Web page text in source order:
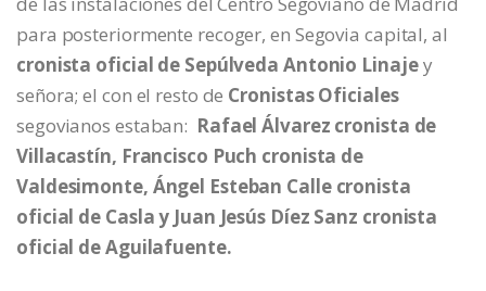
para posteriormente recoger, en Segovia capital, al
cronista oficial de Sepúlveda Antonio Linajey
señora; el con el resto de Cronistas Oficiales
segovianos estaban: Rafael Álvarez cronista de
Villacastín, Francisco Puch cronista de
Valdesimonte, Ángel Esteban Calle cronista
oficial de Casla y Juan Jesús Díez Sanz cronista
oficial de Aguilafuente.